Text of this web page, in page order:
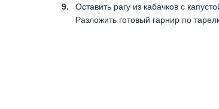
Оставить рагу из кабачков с
Разложить готовый гарнир по